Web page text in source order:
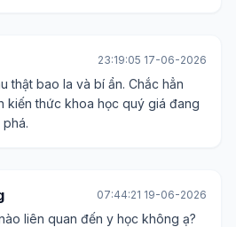
23:19:05 17-06-2026
thật bao la và bí ẩn. Chắc hẳn
kiến thức khoa học quý giá đang
07:44:21 19-06-2026
liên quan đến y học không ạ?